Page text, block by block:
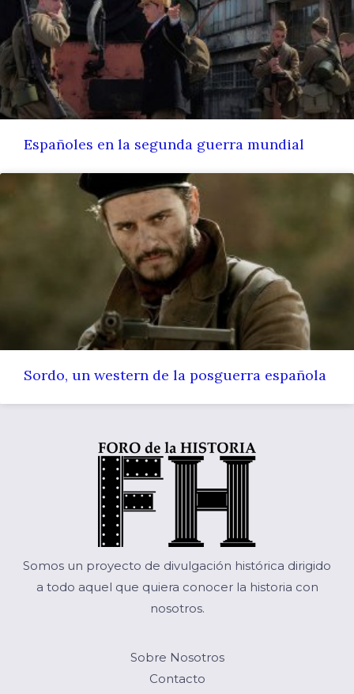
Españoles en la segunda guerra mundial
Sordo, un western de la posguerra española
Somos un proyecto de divulgación histórica dirigido
a todo aquel que quiera conocer la historia con
nosotros.
Sobre Nosotros
Contacto